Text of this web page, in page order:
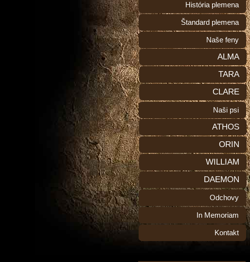
História plemena
Štandard plemena
Naše feny
ALMA
TARA
CLARE
Naši psi
ATHOS
ORIN
WILLIAM
DAEMON
Odchovy
In Memoriam
Kontakt